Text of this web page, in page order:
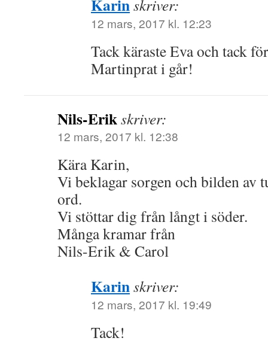
Karinskriver:
12 mars, 2017 kl. 12:23
Tack käraste Eva och tack
Martinprat i går!
Nils-Erikskriver:
12 mars, 2017 kl. 12:38
Kära Karin,
Vi beklagar sorgen och bilden av
ord.
Vi stöttar dig från långt i söder.
Många kramar från
Nils-Erik & Carol
Karinskriver:
12 mars, 2017 kl. 19:49
Tack!